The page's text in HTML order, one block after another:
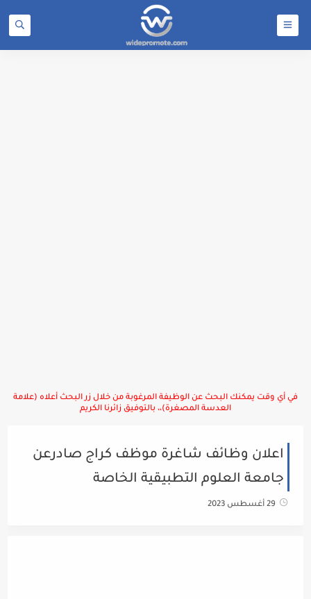
في أي وقت يمكنك البحث عن الوظيفة المرغوبة من خلال زر البحث أعلاه (علامة
العدسة المصغرة)،، بالتوفيق زائرنا الكريم
اعلان وظائف شاغرة موظف كراج صادرعن
جامعة العلوم التطبيقية الخاصة
29 أغسطس 2023